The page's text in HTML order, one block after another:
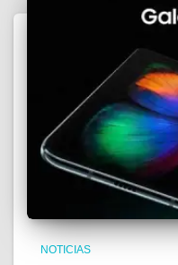
NOTICIAS